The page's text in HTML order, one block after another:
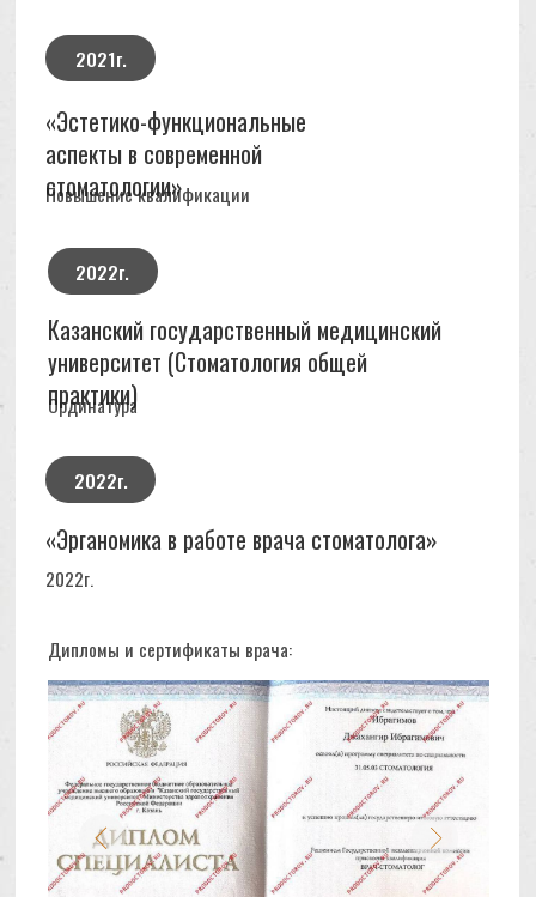
+7 927 45XXXXX
Я нашла своего стоматолога. 🙏🏼 Пришла по
рекомендации и я ооочень довольна.🔥 Я в
надежных руках.💪🏼 Спасибо Джахангир
Ибрагимович.🙏🏼 Вы настоящий
профессионал и фанат своего дела. Я в
первую очередь купила не лечение зубов​, а
доверительные отношения.🤝Сделали снимок
и начали лечить скрытые кариесы​, и
обновили старые пломбы! Проделана
огромная работа по лечению моих зубов,
впервые вижу чтобы так идеально, по
анатомии зуба ставят пломбу.☝🏼 Я полностью
Лучший врач - в лучшей стоматологии​ нашего
города. Хочу отметить 3 самых сильных факта
о клиники: суперпрофессиональное
что позволяет выявить самые скрытые
проблемы и не допустить ошибок в лечении, а
в последствии - перелечивания. Высокий
уровень сервиса. Клиентоориентированность.
3 самые сильные стороны Доктора
в процессе лечения, детальный разбор
лечения на доступном языке, подкрепленный
наблюдать все этапы лечения и итоговый
результат. Отсутствие какой -либо боли при
любых манипуляциях (в моем случае за 2
года наблюдения у этого доктора). Каждый
случай с лечением зубов​ индивидуальный,